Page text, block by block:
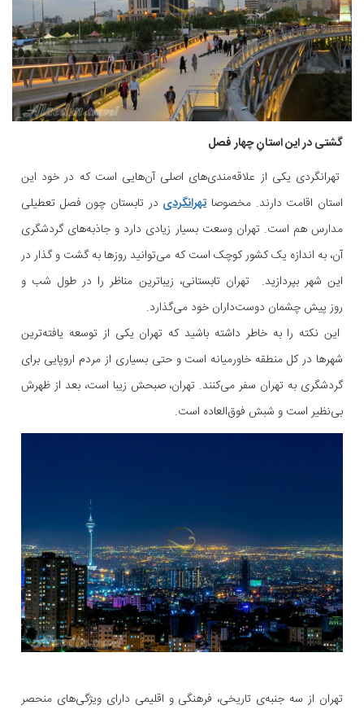
گشتی در این استانِ چهار فصل
تهرانگردی یکی از علاقه‌مندی‌های اصلی آن‌هایی است که در خود این
استان اقامت دارند. مخصوصاتهرانگردی در تابستان چون فصل تعطیلی
مدارس هم است. تهران وسعت بسیار زیادی دارد و جاذبه‌های گردشگری
آن، به اندازه یک کشور کوچک است که می‌توانید روزها به گشت و گذار در
این شهر بپردازید. تهران تابستانی، زیباترین مناظر را در طول شب و
روز پیش چشمان دوست‌داران خود می‌گذارد.
این نکته را به خاطر داشته باشید که تهران یکی از توسعه یافته‌ترین
شهرها در کل منطقه خاورمیانه است و حتی بسیاری از مردم اروپایی برای
گردشگری به تهران سفر می‌کنند. تهران، صبحش زیبا است، بعد از ظهرش
بی‌نظیر است و شبش فوق‌العاده است.
تهران از سه جنبه‌ی تاریخی، فرهنگی و اقلیمی دارای ویژگی‌های منحصر